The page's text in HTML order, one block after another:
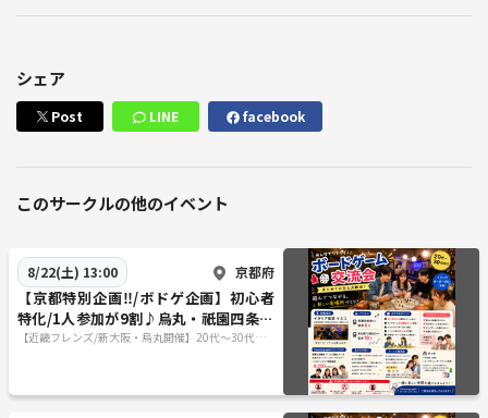
シェア
Post LINE facebook
このサークルの他のイベント
8/22(土) 13:00 京都府
【京都特別企画‼️/ボドゲ企画】初心者
特化/1人参加が9割♪烏丸・祇園四条で
ボードゲーム企画/20代〜30代向け
【近畿フレンズ/新大阪・烏丸開催】20代〜30代向